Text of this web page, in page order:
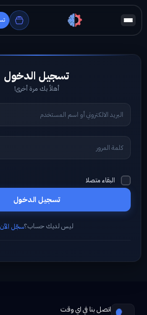
أهلاً بك مرة أخرى!
البقاء متصلا
تسجيل الدخول
ليس لديك حساب؟سجّل الآن
اتصل بنا في اي وقت